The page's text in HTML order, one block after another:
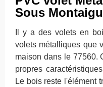
Sous
Il y a des volets en
volets métalliques que
maison dans le 77560.
propres
Le bois reste l'élément